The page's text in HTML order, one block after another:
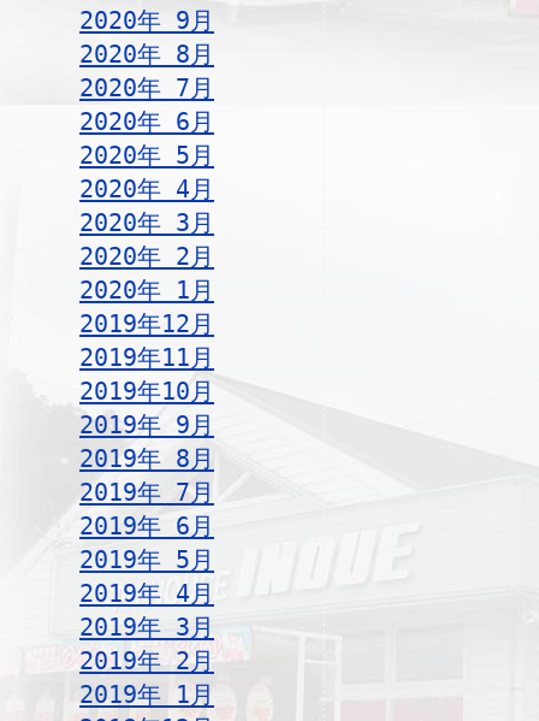
2020年 9月
2020年 8月
2020年 7月
2020年 6月
2020年 5月
2020年 4月
2020年 3月
2020年 2月
2020年 1月
2019年12月
2019年11月
2019年10月
2019年 9月
2019年 8月
2019年 7月
2019年 6月
2019年 5月
2019年 4月
2019年 3月
2019年 2月
2019年 1月